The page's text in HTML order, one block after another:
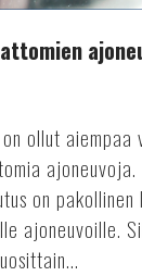
ollut aiempaa
on
ajoneuvoille.